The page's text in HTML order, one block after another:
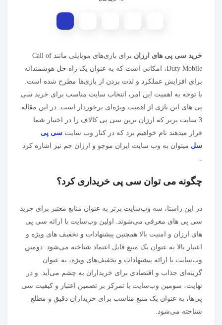
خرید سی پی‌ های ارزان
برای بازی‌های موبایلی مانند Call of
Duty Mobile، امکانی است که به عنوان یک راه حل هوشمندانه
برای افزایش عملکرد و لذت بردن از بازی‌ها مطرح شده است.
با توجه به اهمیت این امر، انتخاب سایت مناسب برای خرید سی
پی‌ های این بازی از اهمیت ویژه‌ای برخوردار است. در این مقاله
3 سایت برتر که ارزان ترین سی پی کالاف را در اختیار شما
قرار میدهند نام خواهیم برد که در کنار وب سایت سی پی
سل میتوان به وب سایت ایران موجو و ارزان جم نیز اشاره کرد
.
چگونه می توان سی پی خریداری کرد؟
در این راستا، سه وب‌سایت برتر به عنوان منابع معتبر برای خرید
سی پی ‌های معرفی می‌شوند. اولین وب‌سایت با ارائه سی پی
‌های ارزان و امنیت بالا همچنین پیشنهادات و تخفیف های ویژه و
اعتبار بالا به عنوان یک منبع قابل اعتماد شناخته می‌شود. دومین
وب‌سایت با ارائه پیشنهادات و تخفیف‌های ویژه، به عنوان
گزینه‌ای جذاب و اقتصادی برای خریداران به چشم می‌آید. و در
نهایت، سومین وب‌سایت با تمرکز بر تضمین اعتبار و کیفیت سی
پی‌ها، به عنوان یک منبع مناسب برای خریداران دقیق و مطلع
شناخته می‌شود.